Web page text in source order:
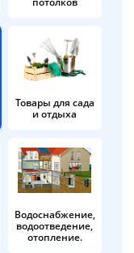
Товары для сада
и отдыха
Водоснабжение,
водоотведение,
отопление.